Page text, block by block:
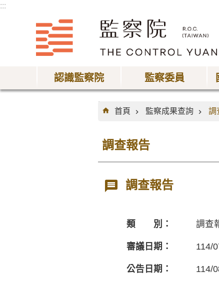
:::
認識監察院 監察委員
:::
首頁
監察成果查詢 調
調查報告
調查報告
類 別： 調查
審議日期： 114/
公告日期： 114/